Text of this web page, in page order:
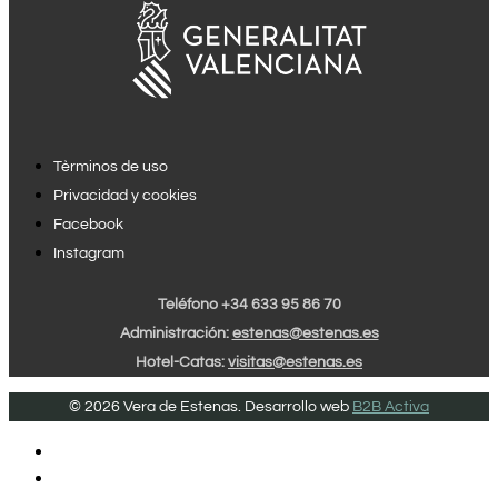
Tèrminos de uso
Privacidad y cookies
Facebook
Instagram
Teléfono +34 633 95 86 70
Administración: estenas@estenas.es
Hotel-Catas: visitas@estenas.es
© 2026 Vera de Estenas. Desarrollo web B2B Activa